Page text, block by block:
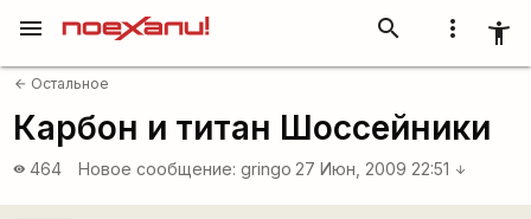
more_vert accessibility_new
search
menu
arrow_back Остальное
Карбон и титан Шоссейники
visibility 464 Новое сообщение: gringo 27 Июн, 2009 22:51 arrow_downward